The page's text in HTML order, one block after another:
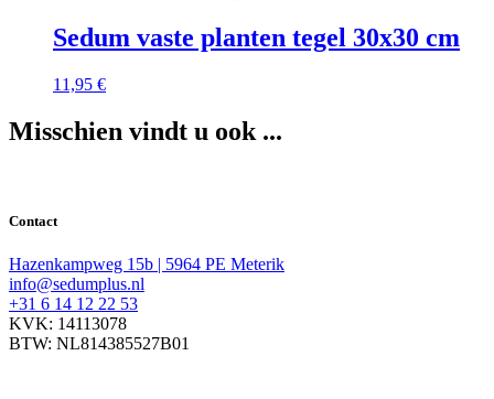
Sedum vaste planten tegel 30x30 cm
11,95 €
Misschien vindt u ook ...
Contact
Hazenkampweg 15b | 5964 PE Meterik
info@sedumplus.nl
+31 6 14 12 22 53
KVK: 14113078
BTW: NL814385527B01